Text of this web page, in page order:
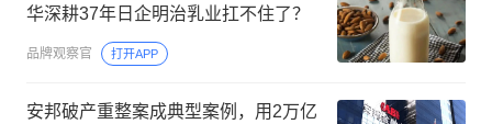
华深耕37年日企明治乳业扛不住了？
品牌观察官 打开APP
安邦破产重整案成典型案例，用2万亿